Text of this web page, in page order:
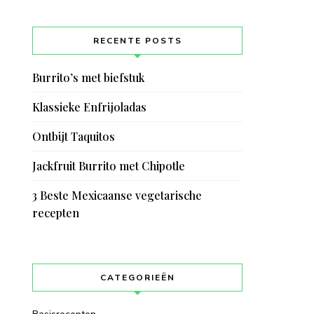
RECENTE POSTS
Burrito’s met biefstuk
Klassieke Enfrijoladas
Ontbijt Taquitos
Jackfruit Burrito met Chipotle
3 Beste Mexicaanse vegetarische
recepten
CATEGORIEËN